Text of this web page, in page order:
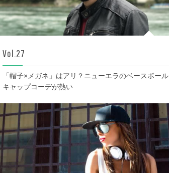
Vol.27
「帽子×メガネ」はアリ？ニューエラのベースボール
キャップコーデが熱い